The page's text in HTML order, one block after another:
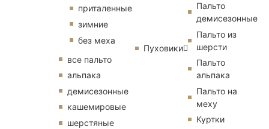
приталенные
зимние
без меха
все пальто
альпака
демисезонные
кашемировые
шерстяные
Пуховики
Пальто
демисезонные
Пальто из
шерсти
Пальто
альпака
Пальто на
меху
Куртки